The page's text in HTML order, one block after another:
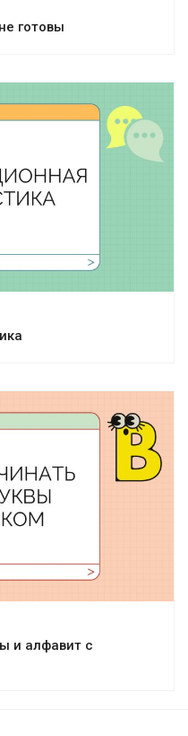
готовы
и алфавит с